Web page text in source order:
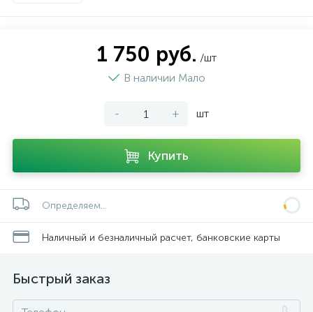
1 750 руб. /шт
В наличии Мало
- + шт
Купить
Определяем...
Наличный и безналичный расчет, банковские карты
Быстрый заказ